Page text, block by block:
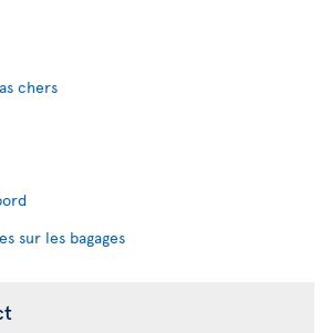
chers
sur les bagages